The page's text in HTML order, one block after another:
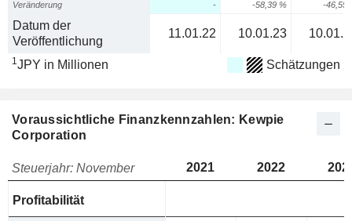
Veränderung - -58,39 % -46,55
Datum der
Veröffentlichung
11.01.22 10.01.23
1JPY in Millionen Schätzungen
Voraussichtliche Finanzkennzahlen: Kewpie
Corporation
Steuerjahr: November 2021 2022
Profitabilität